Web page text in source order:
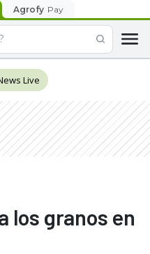
Agrofy Pay
Live
los granos en